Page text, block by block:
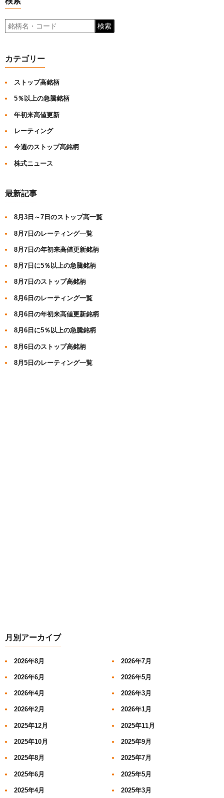
検索
カテゴリー
ストップ高銘柄
5％以上の急騰銘柄
年初来高値更新
レーティング
今週のストップ高銘柄
株式ニュース
最新記事
8月3日～7日のストップ高一覧
8月7日のレーティング一覧
8月7日の年初来高値更新銘柄
8月7日に5％以上の急騰銘柄
8月7日のストップ高銘柄
8月6日のレーティング一覧
8月6日の年初来高値更新銘柄
8月6日に5％以上の急騰銘柄
8月6日のストップ高銘柄
8月5日のレーティング一覧
月別アーカイブ
2026年8月 2026年7月
2026年6月 2026年5月
2026年4月 2026年3月
2026年2月 2026年1月
2025年12月 2025年11月
2025年10月 2025年9月
2025年8月 2025年7月
2025年6月 2025年5月
2025年4月 2025年3月